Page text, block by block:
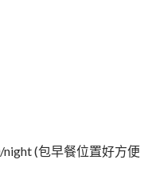
night (包早餐位置好方便